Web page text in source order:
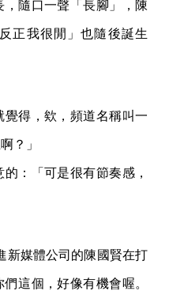
隨口一聲「長腳」，陳
正我很閒」也隨後誕生
得，欸，頻道名稱叫一
？」
：「可是很有節奏感，
新媒體公司的陳國賢在打
這個，好像有機會喔。